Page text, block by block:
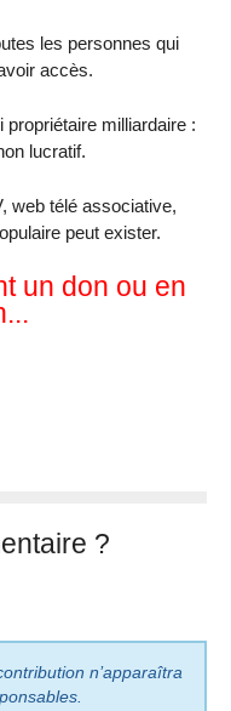
les personnes qui
accès.
propriétaire milliardaire :
lucratif.
web télé associative,
peut exister.
un don ou en
?
n’apparaîtra